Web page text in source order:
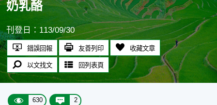
奶乳酪
刊登日：113/09/30
錯誤回報 友善列印 收藏文章
以文找文 回列表頁
630 2